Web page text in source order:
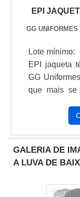
EPI
GG UNIFORMES
Lote mínimo:
EPI jaqueta
GG
que mais se
terá a
SOBRE EPI
busca por
encontra na
GALERIA DE
A LUVA DE